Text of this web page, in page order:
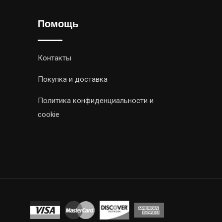
Помощь
Контакты
Покупка и доставка
Политика конфиденциальности и
cookie